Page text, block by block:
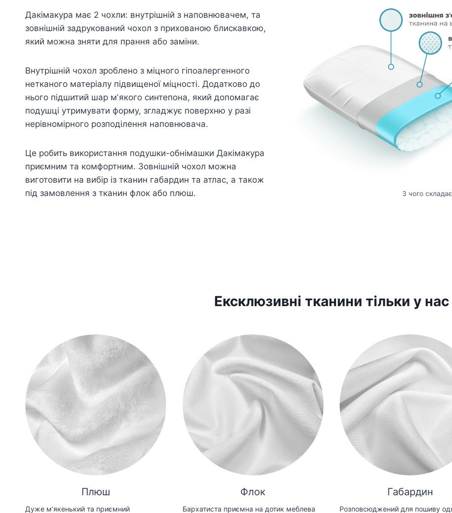
Дакімакура має 2 чохли: внутрішній з наповнювачем, та
зовнішній задрукований чохол з прихованою блискавкою,
який можна зняти для прання або заміни.
Внутрішній чохол зроблено з міцного гіпоалергенного
нетканого матеріалу підвищеної міцності. Додатково до
нього підшитий шар мʼякого синтепона, який допомагає
подушці утримувати форму, згладжує поверхню у разі
нерівномірного розподілення наповнювача.
Це робить використання подушки-обнімашки Дакімакура
приємним та комфортним. Зовнішній чохол можна
виготовити на вибір із тканин габардин та атлас, а також
під замовлення з тканин флок або плюш.
З чого
Ексклюзивні тканини тільки у нас
Плюш
Дуже мʼякенький та приємний
Флок
Бархатиста приємна на дотик меблева
Габардин
Розповсюджений для пошиву